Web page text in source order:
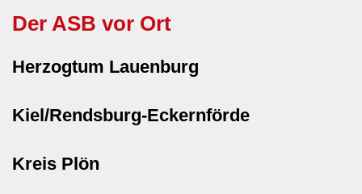
Der ASB vor Ort
Herzogtum Lauenburg
Kiel/Rendsburg-Eckernförde
Kreis Plön